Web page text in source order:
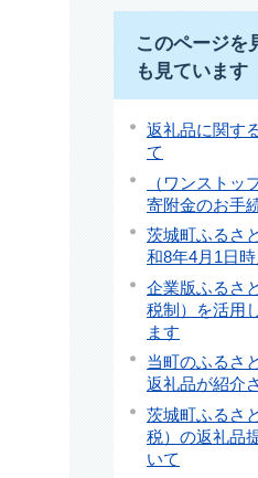
このページを
も見ています
返礼品に関す
て
（ワンストッ
寄附金のお手
茨城町ふるさ
和8年4月1日
企業版ふるさ
税制）を活用
ます
当町のふるさ
返礼品が紹介
茨城町ふるさ
税）の返礼品
いて